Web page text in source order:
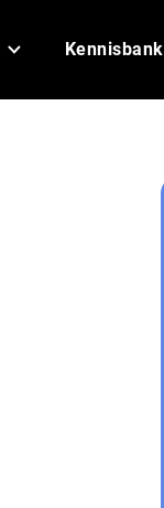
Kennisbank